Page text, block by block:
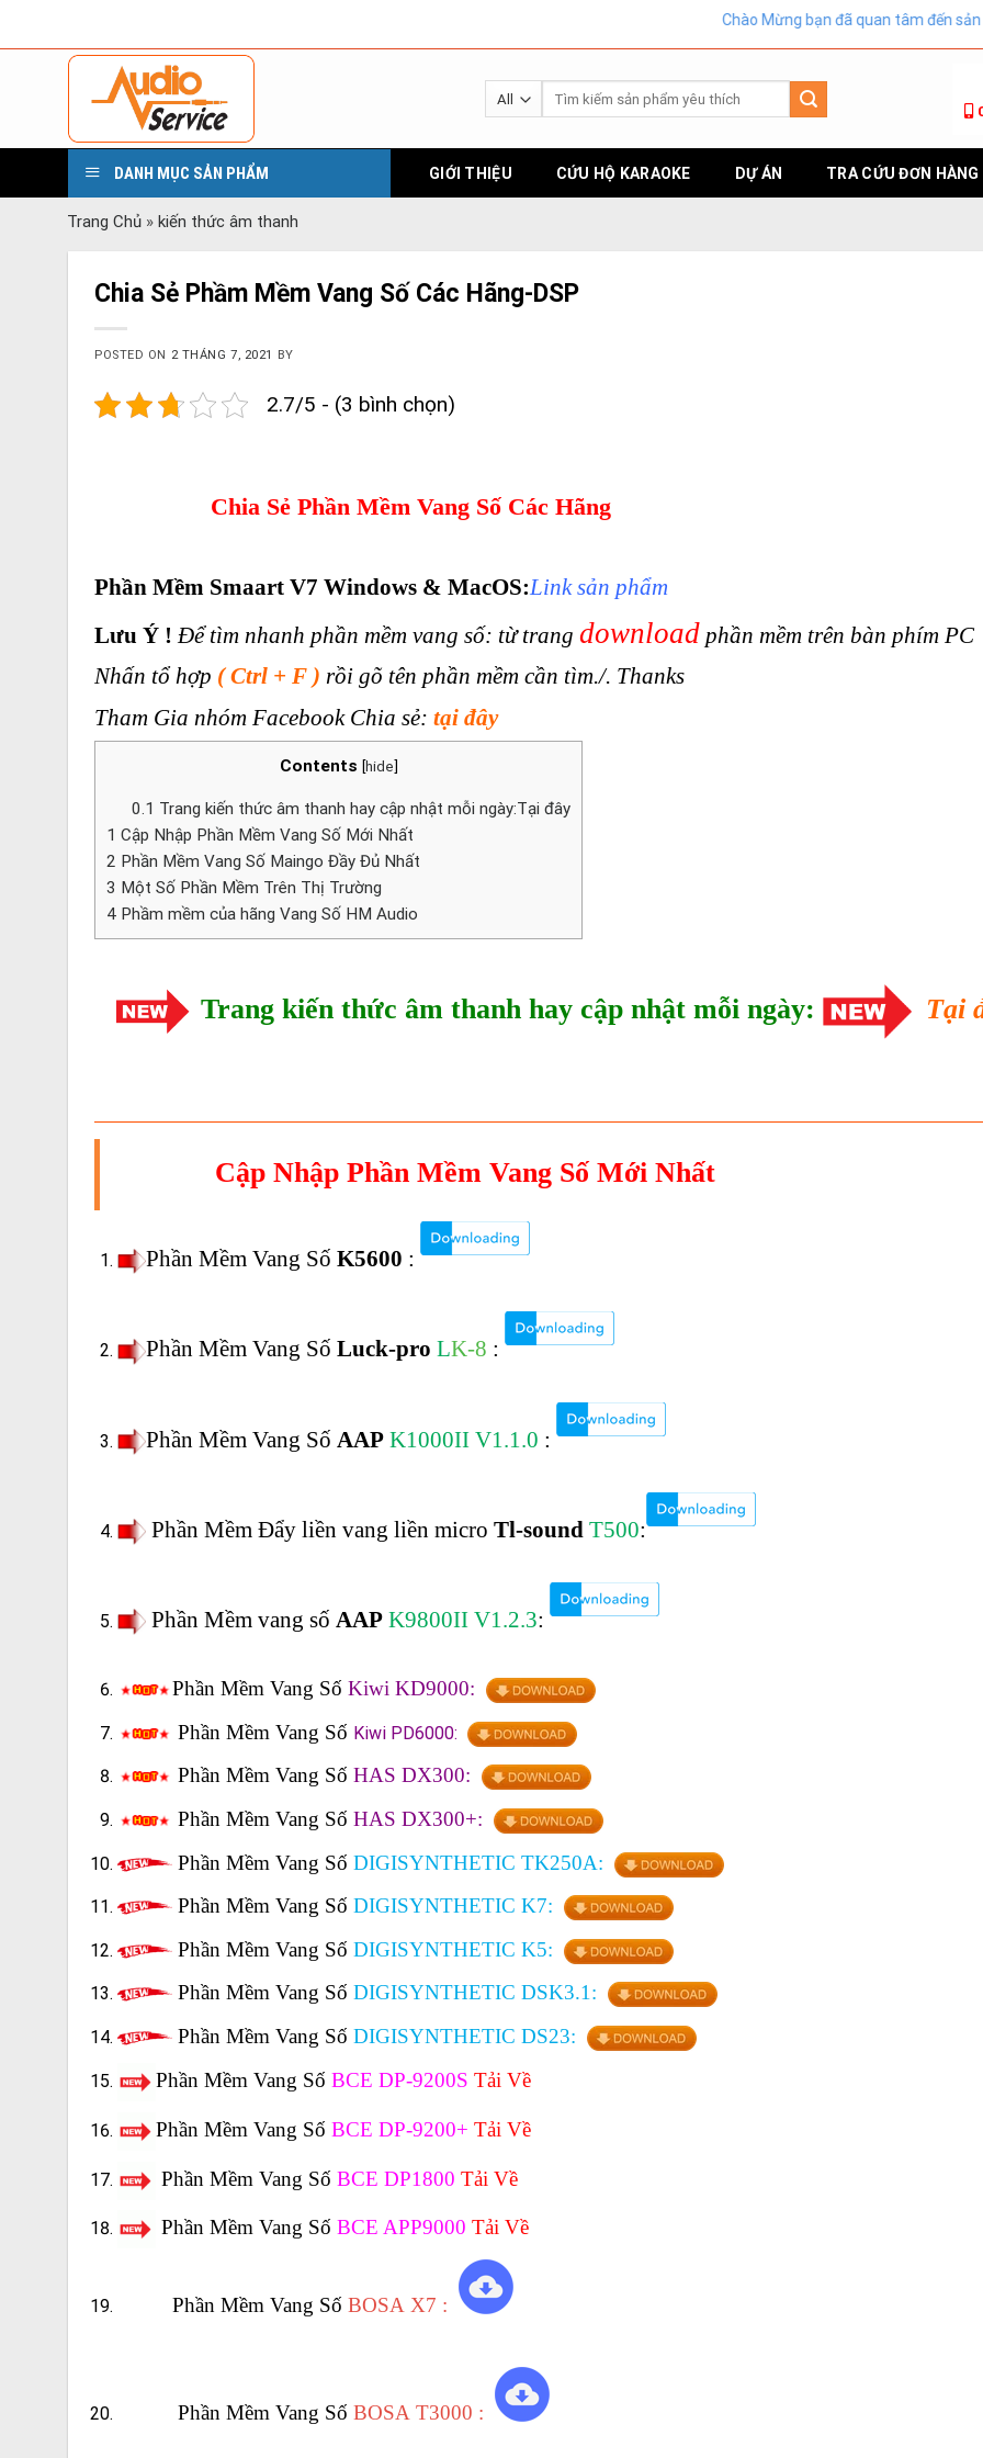
Chào Mừng bạn đã quan tâm đến sản phẩm
DANH MỤC SẢN PHẨM GIỚI THIỆU CỨU HỘ KARAOKE DỰ ÁN TRA CỨU ĐƠN HÀNG
Trang Chủ» kiến thức âm thanh
Chia Sẻ Phầm Mềm Vang Số Các Hãng-DSP
POSTED ON 2 THÁNG 7, 2021 BY
2.7/5 - (3 bình chọn)
Chia Sẻ Phần Mềm Vang Số Các Hãng
Phần Mềm Smaart V7 Windows & MacOS:Link sản phẩm
Lưu Ý ! Để tìm nhanh phần mềm vang số: từ trang download phần mềm trên bàn phím PC
Nhấn tổ hợp ( Ctrl + F ) rồi gõ tên phần mềm cần tìm./. Thanks
Tham Gia nhóm Facebook Chia sẻ: tại đây
Contents [hide]
0.1 Trang kiến thức âm thanh hay cập nhật mỗi ngày:Tại đây
1 Cập Nhập Phần Mềm Vang Số Mới Nhất
2 Phần Mềm Vang Số Maingo Đầy Đủ Nhất
3 Một Số Phần Mềm Trên Thị Trường
4 Phầm mềm của hãng Vang Số HM Audio
Trang kiến thức âm thanh hay cập nhật mỗi ngày: Tại
Cập Nhập Phần Mềm Vang Số Mới Nhất
Phần Mềm Vang Số K5600 :
Phần Mềm Vang Số Luck-pro LK-8 :
Phần Mềm Vang Số AAP K1000II V1.1.0 :
Phần Mềm Đẩy liền vang liền micro Tl-sound T500:
Phần Mềm vang số AAP K9800II V1.2.3:
Phần Mềm Vang Số Kiwi KD9000:
Phần Mềm Vang Số Kiwi PD6000:
Phần Mềm Vang Số HAS DX300:
Phần Mềm Vang Số HAS DX300+:
Phần Mềm Vang Số DIGISYNTHETIC TK250A:
Phần Mềm Vang Số DIGISYNTHETIC K7:
Phần Mềm Vang Số DIGISYNTHETIC K5:
Phần Mềm Vang Số DIGISYNTHETIC DSK3.1:
Phần Mềm Vang Số DIGISYNTHETIC DS23:
Phần Mềm Vang Số BCE DP-9200S Tải Về
Phần Mềm Vang Số BCE DP-9200+ Tải Về
Phần Mềm Vang Số BCE DP1800 Tải Về
Phần Mềm Vang Số BCE APP9000 Tải Về
Phần Mềm Vang Số BOSA X7 :
Phần Mềm Vang Số BOSA T3000 :